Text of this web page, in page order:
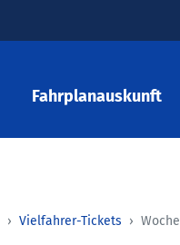
Fahrplanauskunft
Vielfahrer-Tickets